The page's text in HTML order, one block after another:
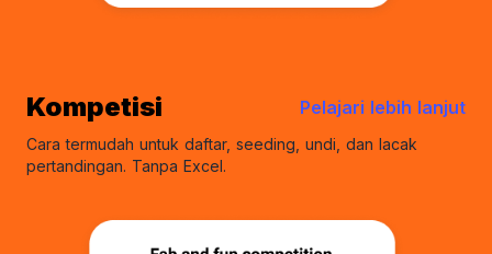
Pelajari lebih lanjut
Kompetisi
Cara termudah untuk daftar, seeding, undi, dan lacak
pertandingan. Tanpa Excel.